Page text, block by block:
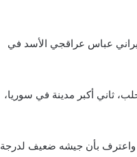
عباس عراقجي الأسد في
ثاني أكبر مدينة في سوريا،
واعترف بأن جيشه ضعيف لدرجة